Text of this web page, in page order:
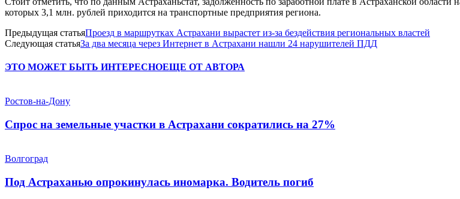
которых 3,1 млн. рублей приходится на транспортные предприятия региона.
Предыдущая статьяПроезд в маршрутках Астрахани вырастет из-за бездействия региональных властей
Следующая статьяЗа два месяца через Интернет в Астрахани нашли 24 нарушителей ПДД
ЭТО МОЖЕТ БЫТЬ ИНТЕРЕСНОЕЩЕ ОТ АВТОРА
Ростов-на-Дону
Спрос на земельные участки в Астрахани сократились на 27%
Волгоград
Под Астраханью опрокинулась иномарка. Водитель погиб